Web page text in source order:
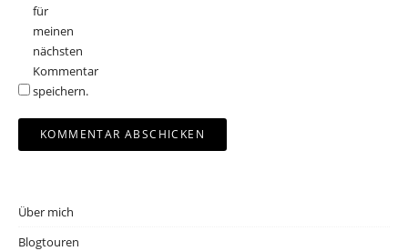
für
meinen
nächsten
Kommentar
speichern.
Über mich
Blogtouren